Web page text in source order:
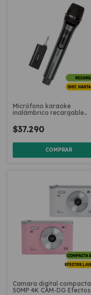
Micrófono karaoke
inalámbrico recargable
$37.290
Camara digital compacta
50MP 4K CAM-DG Efectos